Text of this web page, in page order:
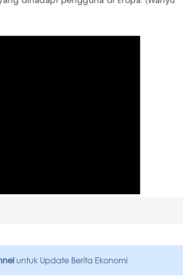
untuk Update Berita Ekonomi